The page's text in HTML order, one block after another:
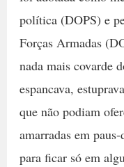
política (DOPS) e
Forças Armadas
nada mais covarde
espancava,
que não podiam
amarradas em
para ficar só em